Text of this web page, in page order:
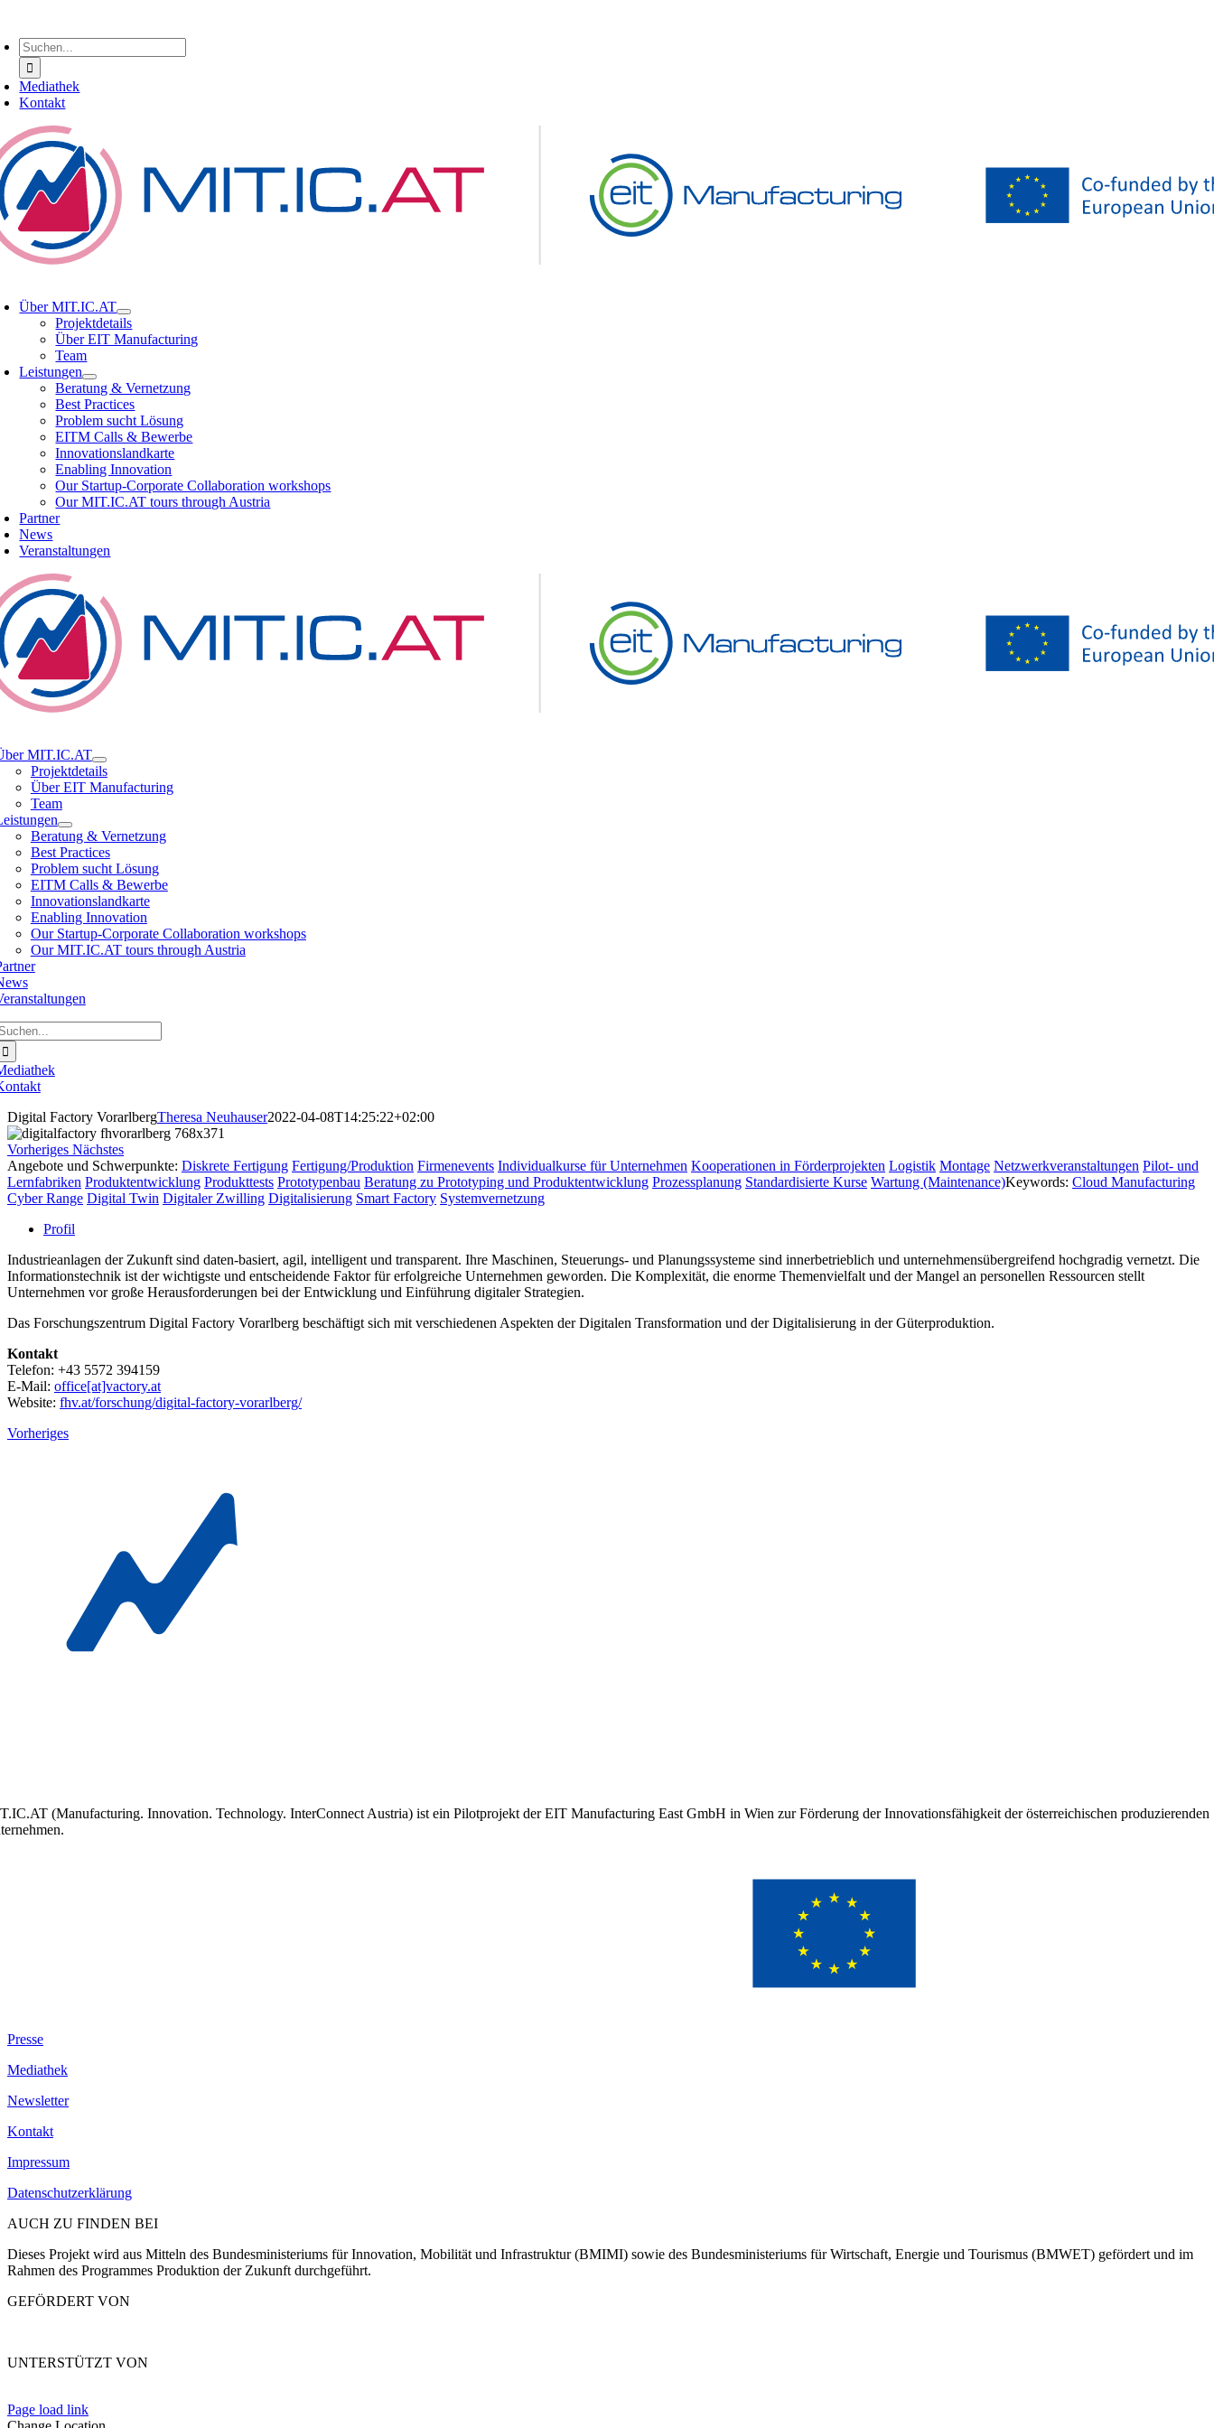
springen
Suche
nach:
Mediathek
Kontakt
Über MIT.IC.AT
Projektdetails
Über EIT Manufacturing
Team
Leistungen
Beratung & Vernetzung
Best Practices
Problem sucht Lösung
EITM Calls & Bewerbe
Innovationslandkarte
Enabling Innovation
Our Startup-Corporate Collaboration workshops
Our MIT.IC.AT tours through Austria
Partner
News
Veranstaltungen
MIT.IC.AT
Projektdetails
Über EIT Manufacturing
Team
Beratung & Vernetzung
Best Practices
Problem sucht Lösung
EITM Calls & Bewerbe
Innovationslandkarte
Enabling Innovation
Our Startup-Corporate Collaboration workshops
Our MIT.IC.AT tours through Austria
Digital Factory VorarlbergTheresa Neuhauser2022-04-08T14:25:22+02:00
Vorheriges Nächstes
Angebote und Schwerpunkte: Diskrete Fertigung Fertigung/Produktion Firmenevents Individualkurse für Unternehmen Kooperationen in Förderprojekten Logistik Montage Netzwerkveranstaltungen Pilot- und
Lernfabriken Produktentwicklung Produkttests Prototypenbau Beratung zu Prototyping und Produktentwicklung Prozessplanung Standardisierte Kurse Wartung (Maintenance)Keywords: Cloud Manufacturing
Cyber Range Digital Twin Digitaler Zwilling Digitalisierung Smart Factory Systemvernetzung
Profil
Industrieanlagen der Zukunft sind daten-basiert, agil, intelligent und transparent. Ihre Maschinen, Steuerungs- und Planungssysteme sind innerbetrieblich und unternehmensübergreifend hochgradig vernetzt. Die
Informationstechnik ist der wichtigste und entscheidende Faktor für erfolgreiche Unternehmen geworden. Die Komplexität, die enorme Themenvielfalt und der Mangel an personellen Ressourcen stellt
Unternehmen vor große Herausforderungen bei der Entwicklung und Einführung digitaler Strategien.
Das Forschungszentrum Digital Factory Vorarlberg beschäftigt sich mit verschiedenen Aspekten der Digitalen Transformation und der Digitalisierung in der Güterproduktion.
Kontakt
Telefon: +43 5572 394159
E-Mail: office[at]vactory.at
Website: fhv.at/forschung/digital-factory-vorarlberg/
Vorheriges
(Manufacturing. Innovation. Technology. InterConnect Austria) ist ein Pilotprojekt der EIT Manufacturing East GmbH in Wien zur Förderung der Innovationsfähigkeit der österreichischen produzierenden
Presse
Mediathek
Newsletter
Kontakt
Impressum
Datenschutzerklärung
AUCH ZU FINDEN BEI
Dieses Projekt wird aus Mitteln des Bundesministeriums für Innovation, Mobilität und Infrastruktur (BMIMI) sowie des Bundesministeriums für Wirtschaft, Energie und Tourismus (BMWET) gefördert und im
Rahmen des Programmes Produktion der Zukunft durchgeführt.
GEFÖRDERT VON
UNTERSTÜTZT VON
Page load link